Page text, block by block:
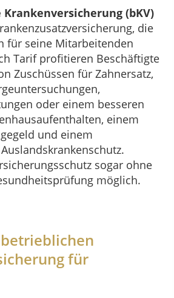
(bKV)
die
für seine Mitarbeitenden
Tarif profitieren Beschäftigte
Zuschüssen für Zahnersatz,
oder einem besseren
einem
und einem
sogar ohne
möglich.
für